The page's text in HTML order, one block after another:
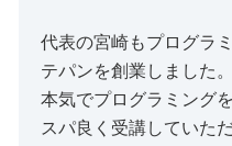
代表の宮崎もプログラ
テパンを創業しました。
本気でプログラミング
スパ良く受講していた